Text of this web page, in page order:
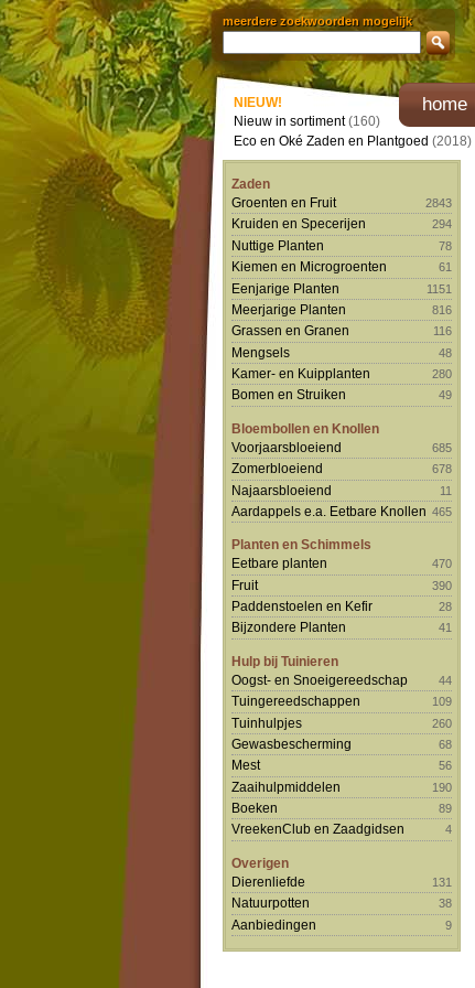
meerdere zoekwoorden mogelijk
home
NIEUW!
Nieuw in sortiment(160)
Eco en Oké Zaden en Plantgoed (2018)
Zaden
Groenten en Fruit
2843
Kruiden en Specerijen 294
Nuttige Planten 78
Kiemen en Microgroenten 61
Eenjarige Planten 1151
Meerjarige Planten 816
Grassen en Granen 116
Mengsels 48
Kamer- en Kuipplanten 280
Bomen en Struiken 49
Bloembollen en Knollen
Voorjaarsbloeiend
685
Zomerbloeiend 678
Najaarsbloeiend 11
Aardappels e.a. Eetbare Knollen 465
Planten en Schimmels
Eetbare planten
470
Fruit 390
Paddenstoelen en Kefir 28
Bijzondere Planten 41
Hulp bij Tuinieren
Oogst- en Snoeigereedschap
44
Tuingereedschappen 109
Tuinhulpjes 260
Gewasbescherming 68
Mest 56
Zaaihulpmiddelen 190
Boeken 89
VreekenClub en Zaadgidsen 4
Overigen
Dierenliefde
131
Natuurpotten 38
Aanbiedingen 9